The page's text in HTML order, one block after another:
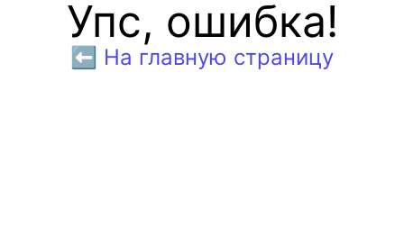
Упс, ошибка!
⬅️ На главную страницу